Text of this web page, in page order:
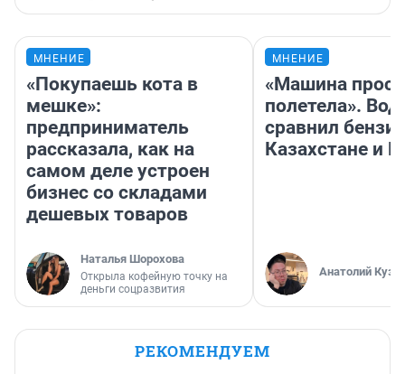
МНЕНИЕ
«Покупаешь кота в
мешке»:
предприниматель
рассказала, как на
самом деле устроен
бизнес со складами
дешевых товаров
Наталья Шорохова
Открыла кофейную точку на
деньги соцразвития
МНЕНИЕ
«Машина
полетела».
сравнил
Казахстане и
Анатолий
РЕКОМЕНДУЕМ